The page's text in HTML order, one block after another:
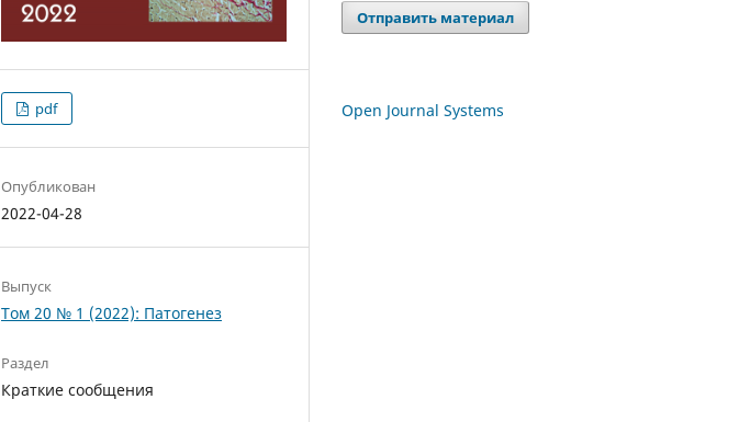
pdf
Опубликован
2022-04-28
Выпуск
Том 20 № 1 (2022): Патогенез
Раздел
Краткие сообщения
Отправить материал
Open Journal Systems